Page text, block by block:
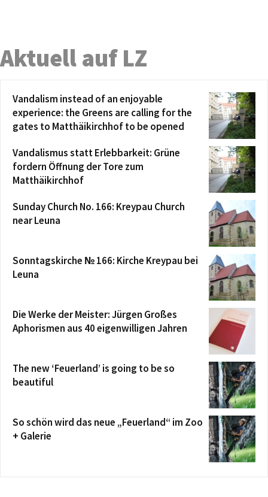
Aktuell auf LZ
Vandalism instead of an enjoyable
experience: the Greens are calling for the
gates to Matthäikirchhof to be opened
Vandalismus statt Erlebbarkeit: Grüne
fordern Öffnung der Tore zum
Matthäikirchhof
Sunday Church No. 166: Kreypau Church
near Leuna
Sonntagskirche № 166: Kirche Kreypau bei
Leuna
Die Werke der Meister: Jürgen Großes
Aphorismen aus 40 eigenwilligen Jahren
The new ‘Feuerland’ is going to be so
beautiful
So schön wird das neue „Feuerland“ im Zoo
+ Galerie